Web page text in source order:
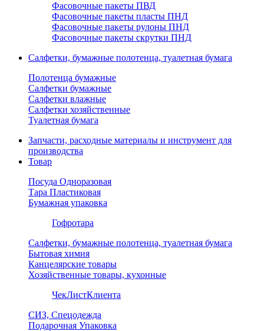
Фасовочные пакеты ПВД
Фасовочные пакеты пласты ПНД
Фасовочные пакеты рулоны ПНД
Фасовочные пакеты скрутки ПНД
Салфетки, бумажные полотенца, туалетная бумага
Полотенца бумажные
Салфетки бумажные
Салфетки влажные
Салфетки хозяйственные
Туалетная бумага
Запчасти, расходные материалы и инструмент для
производства
Товар
Посуда Одноразовая
Тара Пластиковая
Бумажная упаковка
Гофротара
Салфетки, бумажные полотенца, туалетная бумага
Бытовая химия
Канцелярские товары
Хозяйственные товары, кухонные
ЧекЛистКлиента
СИЗ, Спецодежда
Подарочная Упаковка